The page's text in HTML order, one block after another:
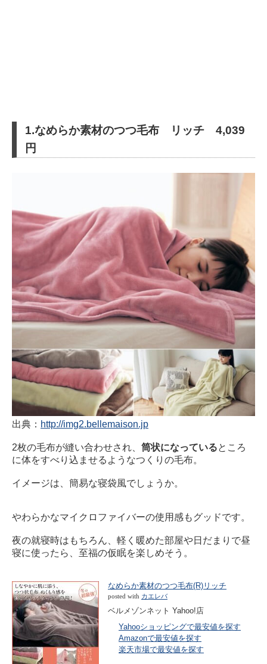
1.なめらか素材のつつ毛布 リッチ 4,039
円
出典： http://img2.bellemaison.jp
2枚の毛布が縫い合わせされ、 筒状になっているところ
に体をすべり込ませるようなつくりの毛布。
イメージは、簡易な寝袋風でしょうか。
やわらかなマイクロファイバーの使用感もグッドです。
夜の就寝時はもちろん、軽く暖めた部屋や日だまりで昼
寝に使ったら、至福の仮眠を楽しめそう。
なめらか素材のつつ毛布(R)リッチ
posted with カエレバ
ベルメゾンネット Yahoo!店
Yahooショッピングで最安値を探す
Amazonで最安値を探す
楽天市場で最安値を探す